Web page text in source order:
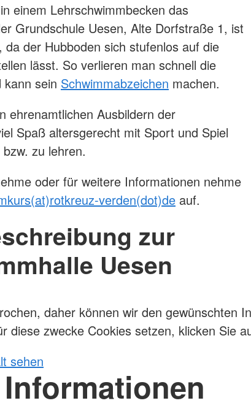
einem Lehrschwimmbecken das
Grundschule Uesen, Alte Dorfstraße 1, ist
der Hubboden sich stufenlos auf die
lässt. So verlieren man schnell die
sein Schwimmabzeichen machen.
ehrenamtlichen Ausbildern der
Spaß altersgerecht mit Sport und Spiel
zu lehren.
oder für weitere Informationen nehme
verden(dot)de auf.
zur
Uesen
daher können wir den gewünschten
zwecke Cookies setzen, klicken Sie
sehen